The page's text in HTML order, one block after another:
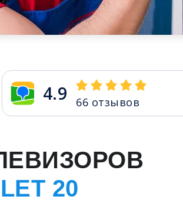
4.9 66 отзывов
20